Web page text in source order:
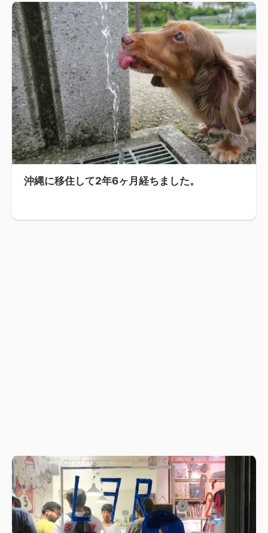
沖縄に移住して2年6ヶ月経ちました。